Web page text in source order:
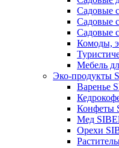
Садовые
Садовые
Садовые
Комоды,
Мебель
Эко-продукты
Варенье
Конфеты
Мед
Орехи